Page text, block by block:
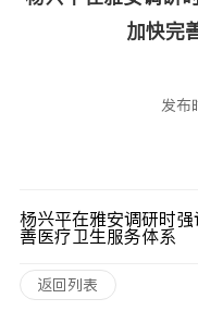
加快完
发
杨兴平在雅安调研时
善医疗卫生服务体系
返回列表